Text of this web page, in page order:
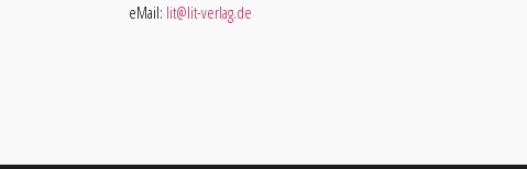
eMail: lit@lit-verlag.de